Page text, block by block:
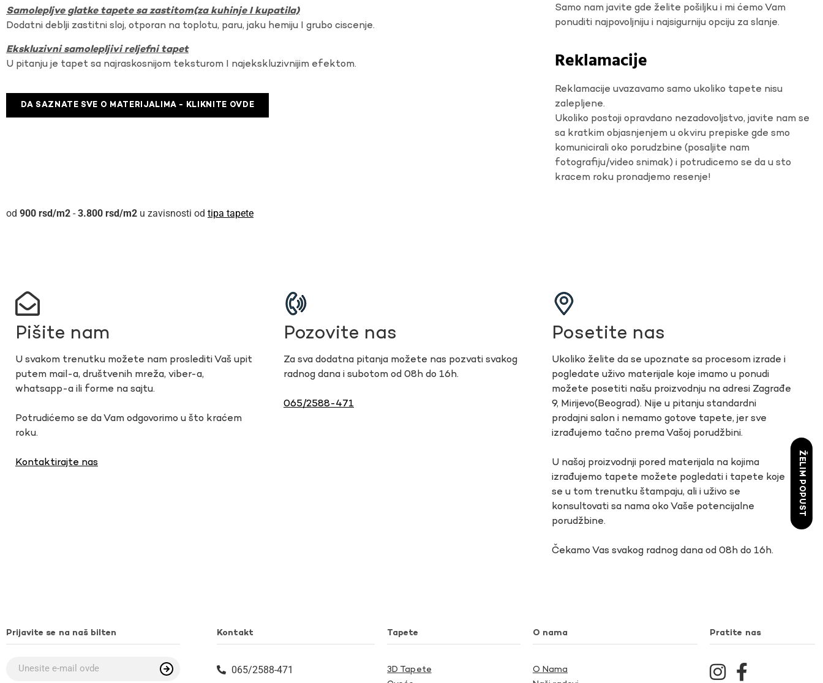
Samolepljve glatke tapete sa zastitom(za kuhinje I kupatila)
Dodatni deblji zastitni sloj, otporan na toplotu, paru, jaku hemiju I grubo ciscenje.
Ekskluzivni samolepljivi reljefni tapet
U pitanju je tapet sa najraskosnijom teksturom I najekskluzivnijim efektom.
DA SAZNATE SVE O MATERIJALIMA - KLIKNITE OVDE
Samo nam javite gde želite pošiljku i mi ćemo Vam
ponuditi najpovoljniju i najsigurniju opciju za slanje.
Reklamacije
Reklamacije uvazavamo samo ukoliko tapete nisu
zalepljene.
Ukoliko postoji opravdano nezadovoljstvo, javite nam se
sa kratkim objasnjenjem u okviru prepiske gde smo
komunicirali oko porudzbine (posaljite nam
fotografiju/video snimak) i potrudicemo se da u sto
kracem roku pronadjemo resenje!
900 rsd - 3.800 rsd u zavisnosti od tipa tapete
Pišite nam
U svakom trenutku možete nam proslediti Vaš upit
putem mail-a, društvenih mreža, viber-a,
whatsapp-a ili forme na sajtu.
Potrudićemo se da Vam odgovorimo u što kraćem
roku.
Kontaktirajte nas
Pozovite nas
Za sva dodatna pitanja možete nas pozvati svakog
radnog dana i subotom od 08h do 16h.
065/2588-471
Posetite nas
Ukoliko želite da se upoznate sa procesom izrade i
pogledate uživo materijale koje imamo u ponudi
možete posetiti našu proizvodnju na adresi Zagrađe
9, Mirijevo(Beograd). Nije u pitanju standardni
prodajni salon i nemamo gotove tapete, jer sve
izrađujemo tačno prema Vašoj porudžbini.
U našoj proizvodnji pored materijala na kojima
izrađujemo tapete možete pogledati i tapete koje
se u tom trenutku štampaju, ali i uživo se
konsultovati sa nama oko Vaše potencijalne
porudžbine.
Čekamo Vas svakog radnog dana od 08h do 16h.
Prijavite se na naš bilten Kontakt
065/2588-471
Tapete
3D Tapete
O nama
O Nama
Pratite nas
ŽELIM POPUST